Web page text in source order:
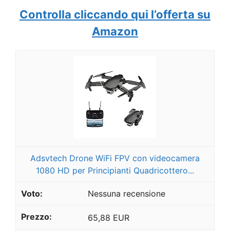
Controlla cliccando qui l’offerta su
Amazon
Adsvtech Drone WiFi FPV con videocamera
1080 HD per Principianti Quadricottero...
Nessuna recensione
65,88 EUR